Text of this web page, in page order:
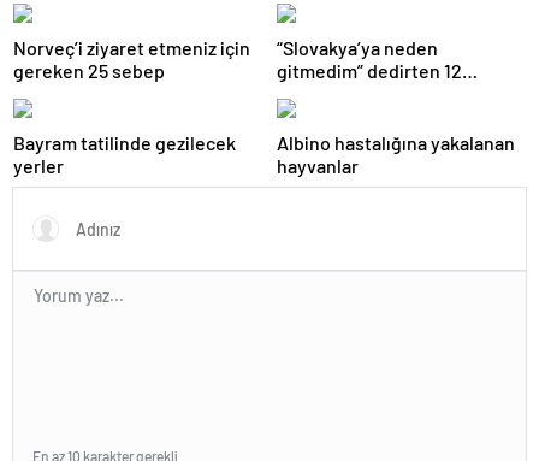
Norveç’i ziyaret etmeniz için
gereken 25 sebep
“Slovakya’ya neden
gitmedim” dedirten 12
fotoğraf
Bayram tatilinde gezilecek
yerler
Albino hastalığına yakalanan
hayvanlar
En az 10 karakter gerekli